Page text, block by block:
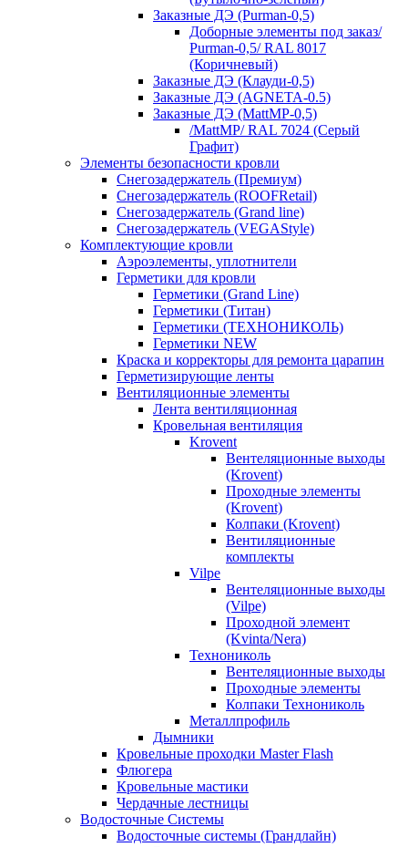
Заказные ДЭ (Purman-0,5)
Доборные элементы под заказ/
Purman-0,5/ RAL 8017
(Коричневый)
Заказные ДЭ (Клауди-0,5)
Заказные ДЭ (AGNETA-0.5)
Заказные ДЭ (MattMP-0,5)
/MattMP/ RAL 7024 (Серый
Графит)
Элементы безопасности кровли
Снегозадержатель (Премиум)
Снегозадержатель (ROOFRetail)
Снегозадержатель (Grand line)
Снегозадержатель (VEGAStyle)
Комплектующие кровли
Аэроэлементы, уплотнители
Герметики для кровли
Герметики (Grand Line)
Герметики (Титан)
Герметики (ТЕХНОНИКОЛЬ)
Герметики NEW
Краска и корректоры для ремонта царапин
Герметизирующие ленты
Вентиляционные элементы
Лента вентиляционная
Кровельная вентиляция
Krovent
Вентеляционные выходы
(Krovent)
Проходные элементы
(Krovent)
Колпаки (Krovent)
Вентиляционные
комплекты
Vilpe
Вентеляционные выходы
(Vilpe)
Проходной элемент
(Kvinta/Nera)
Технониколь
Вентеляционные выходы
Проходные элементы
Колпаки Технониколь
Металлпрофиль
Дымники
Кровельные проходки Master Flash
Флюгера
Кровельные мастики
Чердачные лестницы
Водосточные Системы
Водосточные системы (Грандлайн)